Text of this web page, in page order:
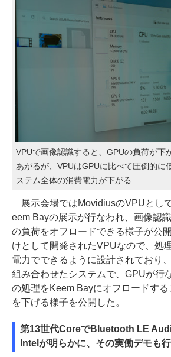
VPUで画像認識すると、GPUの負荷が下
あがるが、VPUはGPUに比べて圧倒的に
ステム全体の消費電力が下がる
展示会場ではMovidiusのVPUとし
eem Bayの展示が行なわれ、画像認
の負荷をオフロードできる様子が公
けとして開発されたVPUなので、処
電力でできるように設計されており
組み合わせたシステムで、GPUが行
の処理をKeem Bayにオフロードす
を下げる様子を公開した。
第13世代CoreでBluetooth LE
Intelが明らかに、その実働デモも